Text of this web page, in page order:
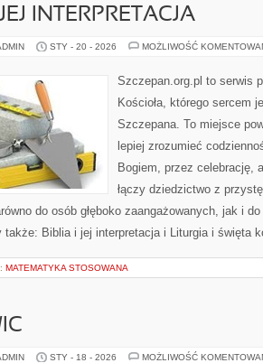
INTERPRETACJA
STY - 20 - 2026 MOŻLIWOŚĆ
Szczepan.org.pl to serwis
Kościoła, którego sercem
Szczepana. To miejsce
lepiej zrozumieć
Bogiem, przez celebrację,
łączy dziedzictwo z
do osób głęboko zaangażowanych, jak i
także: Biblia i jej interpretacja i Liturgia i święta
MATEMATYKA STOSOWANA
STY - 18 - 2026 MOŻLIWOŚĆ